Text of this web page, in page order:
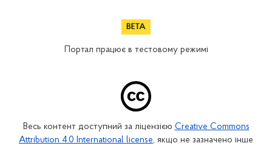
Портал працює в тестовому режимі
Весь контент доступний за ліцензією Creative Commons
Attribution 4.0 International license, якщо не зазначено інше